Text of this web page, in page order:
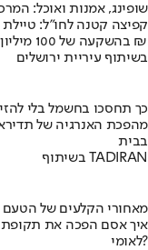
שופינג, אמנות ואוכל:
קפיצה קטנה לחו"ל:
בהשקעה של 100 מיליון ₪
בשיתוף עיריית ירושלים
כך תחסכו בחשמל בלי
מהפכת האנרגיה של
בבית
בשיתוף TADIRAN
מאחורי הקלעים של הטעם
לאומי?